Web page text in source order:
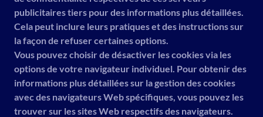
publicitaires tiers pour des informations plus détaillées.
Cela peut inclure leurs pratiques et des instructions sur
la façon de refuser certaines options.
Vous pouvez choisir de désactiver les cookies via les
options de votre navigateur individuel. Pour obtenir des
informations plus détaillées sur la gestion des cookies
avec des navigateurs Web spécifiques, vous pouvez les
trouver sur les sites Web respectifs des navigateurs.